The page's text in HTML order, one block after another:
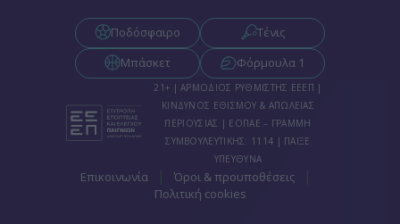
Ποδόσφαιρο
Τένις
Μπάσκετ
Φόρμουλα 1
21+ | ΑΡΜΟΔΙΟΣ ΡΥΘΜΙΣΤΗΣ ΕΕΕΠ |
ΚΙΝΔΥΝΟΣ ΕΘΙΣΜΟΥ & ΑΠΩΛΕΙΑΣ
ΠΕΡΙΟΥΣΙΑΣ | ΕΟΠΑΕ – ΓΡΑΜΜΗ
ΣΥΜΒΟΥΛΕΥΤΙΚΗΣ: 1114 | ΠΑΙΞΕ
ΥΠΕΥΘΥΝΑ
Επικοινωνία Όροι & προυποθέσεις
Πολιτική cookies